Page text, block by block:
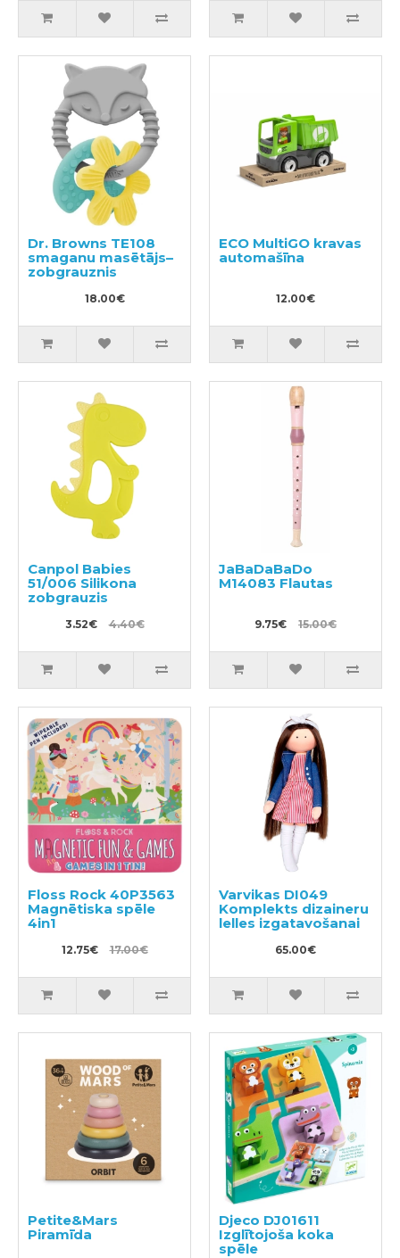
Dr. Browns TE108
smaganu masētājs–
zobgrauznis
18.00€
ECO MultiGO kravas
automašīna
12.00€
Canpol Babies
51/006 Silikona
zobgrauzis
3.52€ 4.40€
JaBaDaBaDo
M14083 Flautas
9.75€ 15.00€
Floss Rock 40P3563
Magnētiska spēle
4in1
12.75€ 17.00€
Varvikas DI049
Komplekts dizaineru
lelles izgatavošanai
65.00€
Petite&Mars
Piramīda
Djeco DJ01611
Izglītojoša koka
spēle